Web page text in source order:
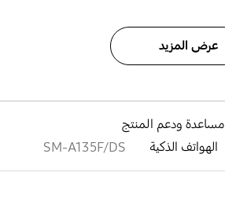
عرض المزيد
مساعدة ودعم المنتج
الهواتف الذكية SM-A135F/DS